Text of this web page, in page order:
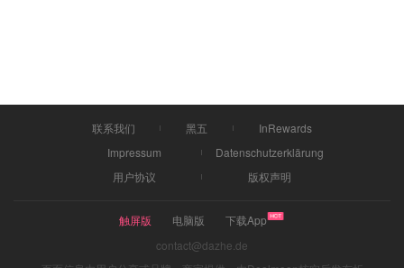
联系我们 黑五
InRewards
Impressum
Datenschutzerklärung
用户协议
版权声明
触屏版 电脑版
下载App
contact@dazhe.de